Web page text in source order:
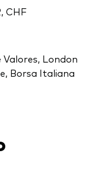
CHF
London
Borsa Italiana